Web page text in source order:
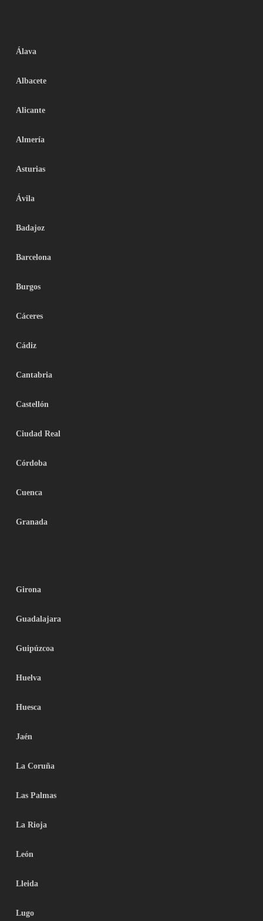
Álava
Albacete
Alicante
Almería
Asturias
Ávila
Badajoz
Barcelona
Burgos
Cáceres
Cádiz
Cantabria
Castellón
Ciudad Real
Córdoba
Cuenca
Granada
Girona
Guadalajara
Guipúzcoa
Huelva
Huesca
Jaén
La Coruña
Las Palmas
La Rioja
León
Lleida
Lugo